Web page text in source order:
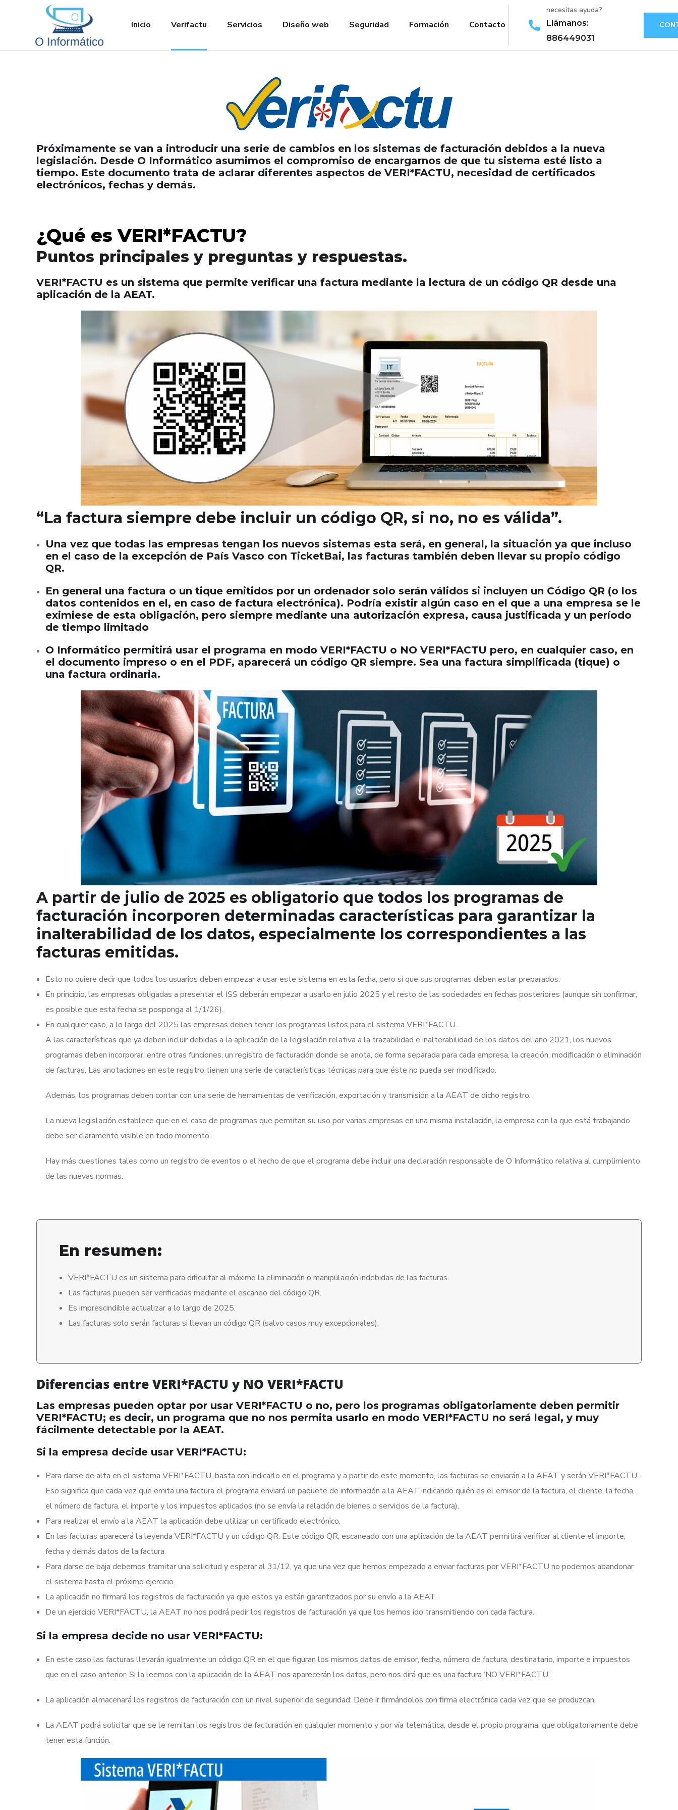
Inicio Verifactu Servicios Diseño web Seguridad Formación Contacto
necesitas ayuda?
Llámanos:
886449031
Próximamente se van a introducir una serie de cambios en los sistemas de facturación debidos a la nueva
legislación. Desde O Informático asumimos el compromiso de encargarnos de que tu sistema esté listo a
tiempo. Este documento trata de aclarar diferentes aspectos de VERI*FACTU, necesidad de certificados
electrónicos, fechas y demás.
¿Qué es VERI*FACTU?
Puntos principales y preguntas y respuestas.
VERI*FACTU es un sistema que permite verificar una factura mediante la lectura de un código QR desde una
aplicación de la AEAT.
“La factura siempre debe incluir un código QR, si no, no es válida”.
Una vez que todas las empresas tengan los nuevos sistemas esta será, en general, la situación ya que incluso
en el caso de la excepción de País Vasco con TicketBai, las facturas también deben llevar su propio código
QR.
En general una factura o un tique emitidos por un ordenador solo serán válidos si incluyen un Código QR (o los
datos contenidos en el, en caso de factura electrónica). Podría existir algún caso en el que a una empresa se le
eximiese de esta obligación, pero siempre mediante una autorización expresa, causa justificada y un período
de tiempo limitado
O Informático permitirá usar el programa en modo VERI*FACTU o NO VERI*FACTU pero, en cualquier caso, en
el documento impreso o en el PDF, aparecerá un código QR siempre. Sea una factura simplificada (tique) o
una factura ordinaria.
A partir de julio de 2025 es obligatorio que todos los programas de
facturación incorporen determinadas características para garantizar la
inalterabilidad de los datos, especialmente los correspondientes a las
facturas emitidas.
Esto no quiere decir que todos los usuarios deben empezar a usar este sistema en esta fecha, pero sí que sus programas deben estar preparados.
En principio, las empresas obligadas a presentar el ISS deberán empezar a usarlo en julio 2025 y el resto de las sociedades en fechas posteriores (aunque sin confirmar,
es posible que esta fecha se posponga al 1/1/26).
En cualquier caso, a lo largo del 2025 las empresas deben tener los programas listos para el sistema VERI*FACTU.
A las características que ya deben incluir debidas a la aplicación de la legislación relativa a la trazabilidad e inalterabilidad de los datos del año 2021, los nuevos
programas deben incorporar, entre otras funciones, un registro de facturación donde se anota, de forma separada para cada empresa, la creación, modificación o eliminación
de facturas. Las anotaciones en este registro tienen una serie de características técnicas para que éste no pueda ser modificado.
Además, los programas deben contar con una serie de herramientas de verificación, exportación y transmisión a la AEAT de dicho registro.
La nueva legislación establece que en el caso de programas que permitan su uso por varias empresas en una misma instalación, la empresa con la que está trabajando
debe ser claramente visible en todo momento.
Hay más cuestiones tales como un registro de eventos o el hecho de que el programa debe incluir una declaración responsable de O Informático relativa al cumplimiento
de las nuevas normas.
En resumen:
VERI*FACTU es un sistema para dificultar al máximo la eliminación o manipulación indebidas de las facturas.
Las facturas pueden ser verificadas mediante el escaneo del código QR.
Es imprescindible actualizar a lo largo de 2025.
Las facturas solo serán facturas si llevan un código QR (salvo casos muy excepcionales).
Diferencias entre VERI*FACTU y NO VERI*FACTU
Las empresas pueden optar por usar VERI*FACTU o no, pero los programas obligatoriamente deben permitir
VERI*FACTU; es decir, un programa que no nos permita usarlo en modo VERI*FACTU no será legal, y muy
fácilmente detectable por la AEAT.
Si la empresa decide usar VERI*FACTU:
Para darse de alta en el sistema VERI*FACTU, basta con indicarlo en el programa y a partir de este momento, las facturas se enviarán a la AEAT y serán VERI*FACTU.
Eso significa que cada vez que emita una factura el programa enviará un paquete de información a la AEAT indicando quién es el emisor de la factura, el cliente, la fecha,
el número de factura, el importe y los impuestos aplicados (no se envía la relación de bienes o servicios de la factura).
Para realizar el envío a la AEAT la aplicación debe utilizar un certificado electrónico.
En las facturas aparecerá la leyenda VERI*FACTU y un código QR. Este código QR, escaneado con una aplicación de la AEAT permitirá verificar al cliente el importe,
fecha y demás datos de la factura.
Para darse de baja debemos tramitar una solicitud y esperar al 31/12, ya que una vez que hemos empezado a enviar facturas por VERI*FACTU no podemos abandonar
el sistema hasta el próximo ejercicio.
La aplicación no firmará los registros de facturación ya que estos ya están garantizados por su envío a la AEAT.
De un ejercicio VERI*FACTU, la AEAT no nos podrá pedir los registros de facturación ya que los hemos ido transmitiendo con cada factura.
Si la empresa decide no usar VERI*FACTU:
En este caso las facturas llevarán igualmente un código QR en el que figuran los mismos datos de emisor, fecha, número de factura, destinatario, importe e impuestos
que en el caso anterior. Si la leemos con la aplicación de la AEAT nos aparecerán los datos, pero nos dirá que es una factura ‘NO VERI*FACTU’.
La aplicación almacenará los registros de facturación con un nivel superior de seguridad: Debe ir firmándolos con firma electrónica cada vez que se produzcan.
La AEAT podrá solicitar que se le remitan los registros de facturación en cualquier momento y por vía telemática, desde el propio programa, que obligatoriamente debe
tener esta función.